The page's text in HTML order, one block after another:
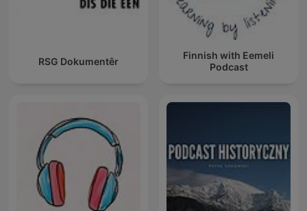
RSG Dokumentêr
Finnish with Eemeli
Podcast